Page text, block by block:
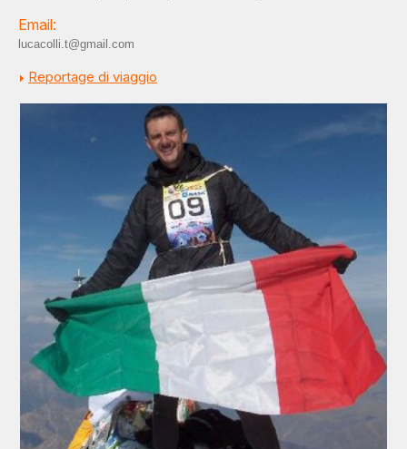
Email:
lucacolli.t@gmail.com
Reportage di viaggio